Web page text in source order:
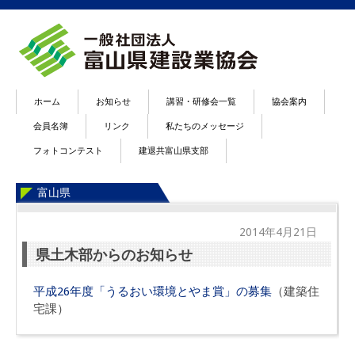
ホーム お知らせ 講習・研修会一覧 協会案内
会員名簿 リンク 私たちのメッセージ
フォトコンテスト 建退共富山県支部
富山県
2014年4月21日
県土木部からのお知らせ
平成26年度「うるおい環境とやま賞」の募集 （建築住
宅課）